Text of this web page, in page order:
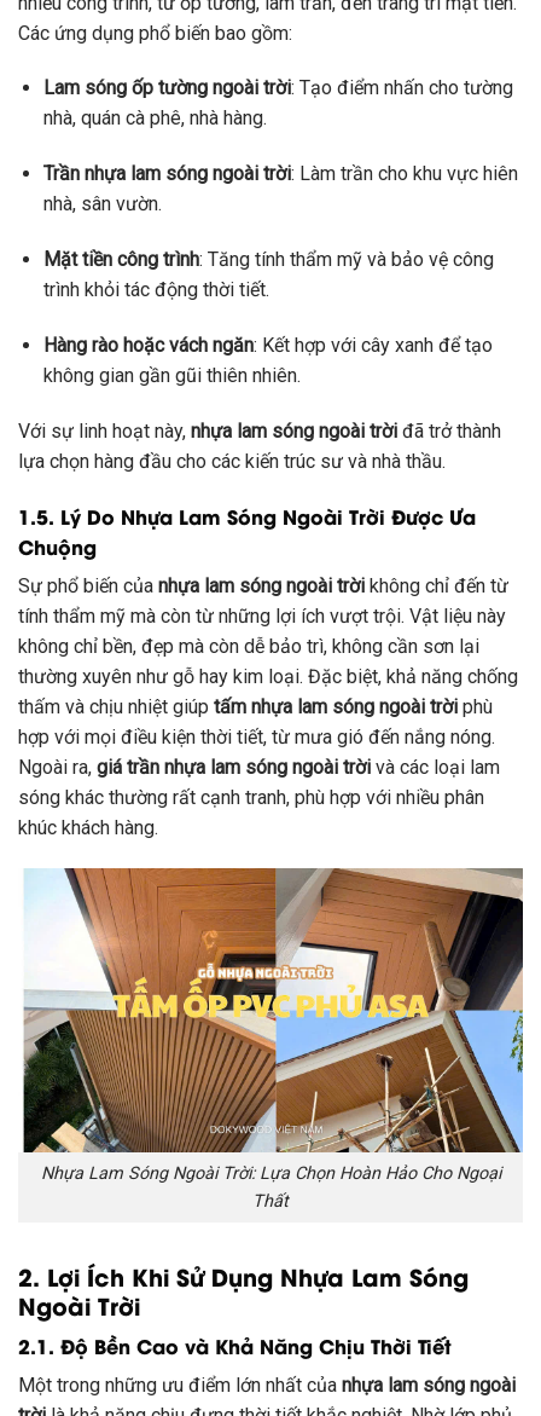
Các ứng dụng phổ biến bao gồm:
Lam sóng ốp tường ngoài trời: Tạo điểm nhấn cho tường
nhà, quán cà phê, nhà hàng.
Trần nhựa lam sóng ngoài trời: Làm trần cho khu vực hiên
nhà, sân vườn.
Mặt tiền công trình: Tăng tính thẩm mỹ và bảo vệ công
trình khỏi tác động thời tiết.
Hàng rào hoặc vách ngăn: Kết hợp với cây xanh để tạo
không gian gần gũi thiên nhiên.
Với sự linh hoạt này, nhựa lam sóng ngoài trời đã trở thành
lựa chọn hàng đầu cho các kiến trúc sư và nhà thầu.
1.5. Lý Do Nhựa Lam Sóng Ngoài Trời Được Ưa
Chuộng
Sự phổ biến của nhựa lam sóng ngoài trời không chỉ đến từ
tính thẩm mỹ mà còn từ những lợi ích vượt trội. Vật liệu này
không chỉ bền, đẹp mà còn dễ bảo trì, không cần sơn lại
thường xuyên như gỗ hay kim loại. Đặc biệt, khả năng chống
thấm và chịu nhiệt giúp tấm nhựa lam sóng ngoài trời phù
hợp với mọi điều kiện thời tiết, từ mưa gió đến nắng nóng.
Ngoài ra, giá trần nhựa lam sóng ngoài trời và các loại lam
sóng khác thường rất cạnh tranh, phù hợp với nhiều phân
khúc khách hàng.
Nhựa Lam Sóng Ngoài Trời: Lựa Chọn Hoàn Hảo Cho Ngoại
Thất
2. Lợi Ích Khi Sử Dụng Nhựa Lam Sóng
Ngoài Trời
2.1. Độ Bền Cao và Khả Năng Chịu Thời Tiết
Một trong những ưu điểm lớn nhất của nhựa lam sóng ngoài